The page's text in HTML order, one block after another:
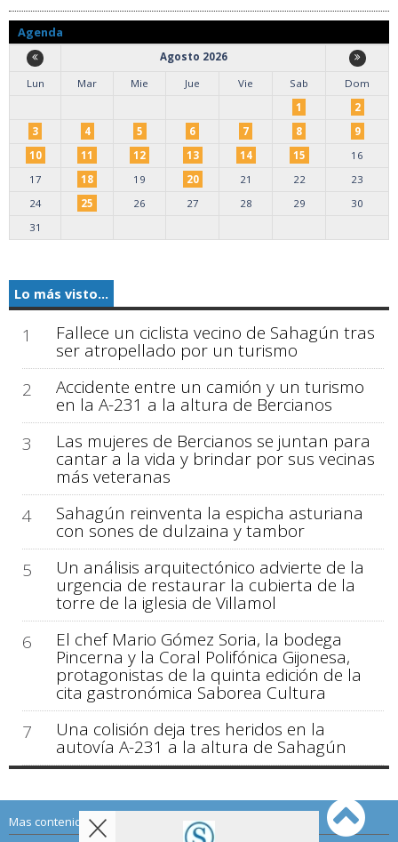
Agenda
Agosto 2026
Lun
Mar Mie Jue Vie Sab
Dom
1
2
3
4 5 6 7 8
9
10
11 12 13 14 15
16
17
18 19 20 21 22
23
24
25 26 27 28 29
30
31
Lo más visto...
1 Fallece un ciclista vecino de Sahagún tras
ser atropellado por un turismo
2
Accidente entre un camión y un turismo
en la A-231 a la altura de Bercianos
3
Las mujeres de Bercianos se juntan para
cantar a la vida y brindar por sus vecinas
más veteranas
4
Sahagún reinventa la espicha asturiana
con sones de dulzaina y tambor
5
Un análisis arquitectónico advierte de la
urgencia de restaurar la cubierta de la
torre de la iglesia de Villamol
6
El chef Mario Gómez Soria, la bodega
Pincerna y la Coral Polifónica Gijonesa,
protagonistas de la quinta edición de la
cita gastronómica Saborea Cultura
7
Una colisión deja tres heridos en la
autovía A-231 a la altura de Sahagún
Mas contenido de Sahagún Digital: